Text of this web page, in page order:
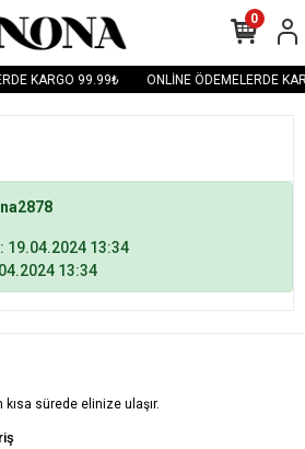
KARGO 99.99₺ ONLİNE ÖDEMELERDE
0
19.04.2024 13:34
13:34
sürede elinize ulaşır.